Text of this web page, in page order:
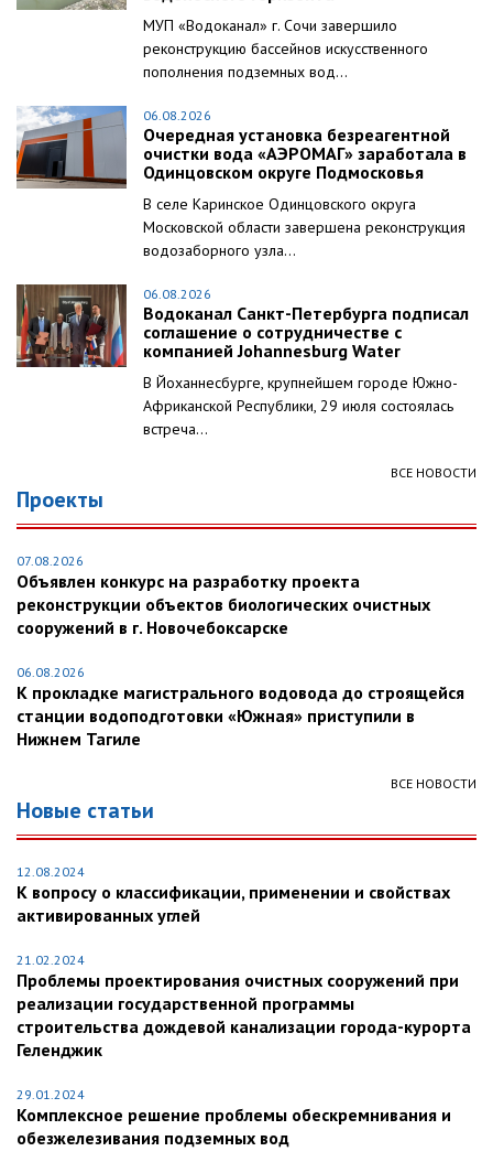
МУП «Водоканал» г. Сочи завершило
реконструкцию бассейнов искусственного
пополнения подземных вод...
06.08.2026
Очередная установка безреагентной
очистки вода «АЭРОМАГ» заработала в
Одинцовском округе Подмосковья
В селе Каринское Одинцовского округа
Московской области завершена реконструкция
водозаборного узла...
06.08.2026
Водоканал Санкт-Петербурга подписал
соглашение о сотрудничестве с
компанией Johannesburg Water
В Йоханнесбурге, крупнейшем городе Южно-
Африканской Республики, 29 июля состоялась
встреча...
ВСЕ НОВОСТИ
Проекты
07.08.2026
Объявлен конкурс на разработку проекта
реконструкции объектов биологических очистных
сооружений в г. Новочебоксарске
06.08.2026
К прокладке магистрального водовода до строящейся
станции водоподготовки «Южная» приступили в
Нижнем Тагиле
ВСЕ НОВОСТИ
Новые статьи
12.08.2024
К вопросу о классификации, применении и свойствах
активированных углей
21.02.2024
Проблемы проектирования очистных сооружений при
реализации государственной программы
строительства дождевой канализации города-курорта
Геленджик
29.01.2024
Комплексное решение проблемы обескремнивания и
обезжелезивания подземных вод